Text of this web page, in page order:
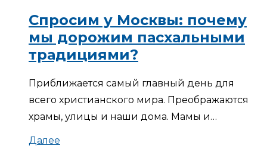
Спросим у Москвы: почему
мы дорожим пасхальными
традициями?
Приближается самый главный день для
всего христианского мира. Преображаются
храмы, улицы и наши дома. Мамы и…
Далее